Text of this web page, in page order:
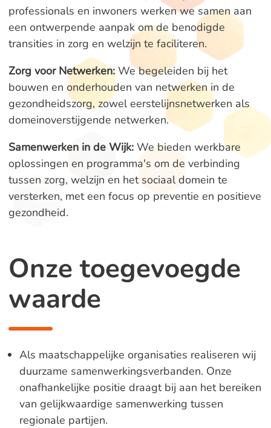
professionals en inwoners werken we samen aan
een ontwerpende aanpak om de benodigde
transities in zorg en welzijn te faciliteren.
Zorg voor Netwerken:We begeleiden bij het
bouwen en onderhouden van netwerken in de
gezondheidszorg, zowel eerstelijnsnetwerken als
domeinoverstijgende netwerken.
Samenwerken in de Wijk:We bieden werkbare
oplossingen en programma's om de verbinding
tussen zorg, welzijn en het sociaal domein te
versterken, met een focus op preventie en positieve
gezondheid.
Onze toegevoegde
waarde
Als maatschappelijke organisaties realiseren wij
duurzame samenwerkingsverbanden. Onze
onafhankelijke positie draagt bij aan het bereiken
van gelijkwaardige samenwerking tussen
regionale partijen.